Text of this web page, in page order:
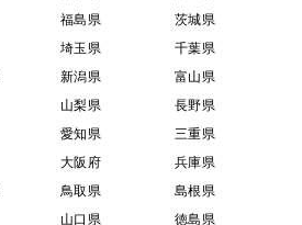
福島県
茨城県
埼玉県
千葉県
新潟県
富山県
山梨県
長野県
愛知県
三重県
大阪府
兵庫県
鳥取県
島根県
山口県 徳島県